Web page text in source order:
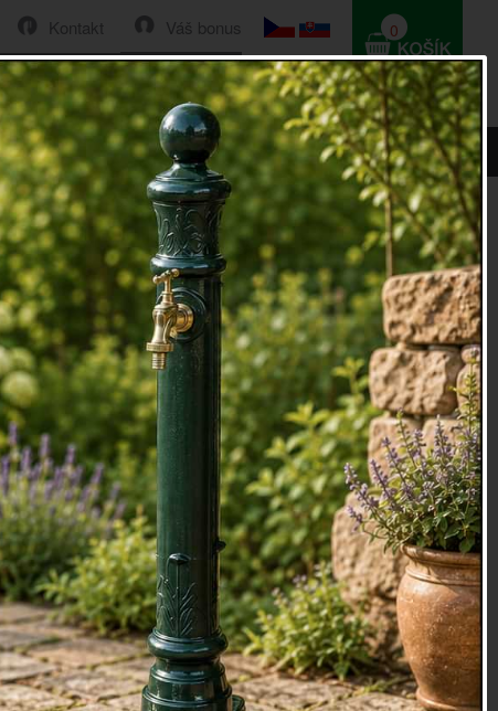
Váš bonus
Kontakt
HLEDAT
0
0 Kč
dveře kočka
rohožka před dveře kočka
z kokosového vlákna ve tvaru kočky
(ŠxHxV): 74,5 x 43 x 1,7
vlákno, PVC
Kč